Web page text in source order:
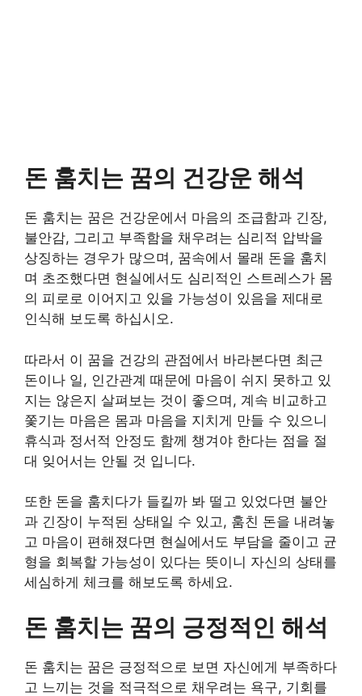
돈 훔치는 꿈의 건강운 해석
돈 훔치는 꿈은 건강운에서 마음의 조급함과 긴장,
불안감, 그리고 부족함을 채우려는 심리적 압박을
상징하는 경우가 많으며, 꿈속에서 몰래 돈을 훔치
며 초조했다면 현실에서도 심리적인 스트레스가 몸
의 피로로 이어지고 있을 가능성이 있음을 제대로
인식해 보도록 하십시오.
따라서 이 꿈을 건강의 관점에서 바라본다면 최근
돈이나 일, 인간관계 때문에 마음이 쉬지 못하고 있
지는 않은지 살펴보는 것이 좋으며, 계속 비교하고
쫓기는 마음은 몸과 마음을 지치게 만들 수 있으니
휴식과 정서적 안정도 함께 챙겨야 한다는 점을 절
대 잊어서는 안될 것 입니다.
또한 돈을 훔치다가 들킬까 봐 떨고 있었다면 불안
과 긴장이 누적된 상태일 수 있고, 훔친 돈을 내려놓
고 마음이 편해졌다면 현실에서도 부담을 줄이고 균
형을 회복할 가능성이 있다는 뜻이니 자신의 상태를
세심하게 체크를 해보도록 하세요.
돈 훔치는 꿈의 긍정적인 해석
돈 훔치는 꿈은 긍정적으로 보면 자신에게 부족하다
고 느끼는 것을 적극적으로 채우려는 욕구, 기회를